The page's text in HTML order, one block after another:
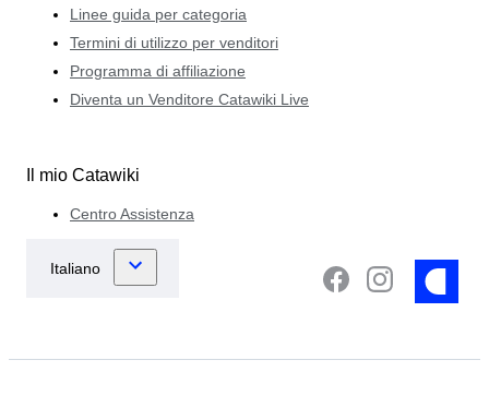
Linee guida per categoria
Termini di utilizzo per venditori
Programma di affiliazione
Diventa un Venditore Catawiki Live
Il mio Catawiki
Centro Assistenza